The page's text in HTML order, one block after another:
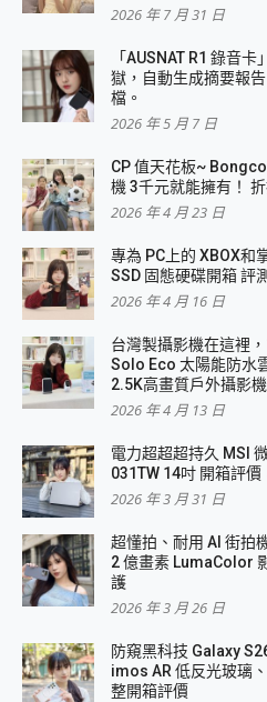
2026 年 7 月 31 日
「AUSNAT R1 錄音
獄，自動生成摘要報
檔。
2026 年 5 月 7 日
CP 值天花板~
機 3千元就能擁有！
2026 年 4 月 23 日
專為 PC上的 XBOX和
SSD 固態硬碟開箱 評測
2026 年 4 月 16 日
台灣製攝影機在這裡
Solo Eco 太陽能防水
2.5K高畫質戶外攝影
2026 年 4 月 13 日
電力超超超持久 MSI
031TW 14吋 開箱評
2026 年 3 月 31 日
超懂拍、耐用 AI 街拍
2 億畫素 LumaColor
護
2026 年 3 月 26 日
防窺黑科技 Galaxy
imos AR 低反光玻璃
整開箱評價